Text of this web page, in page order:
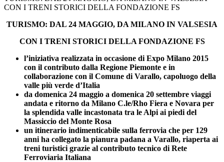
CON I TRENI STORICI DELLA FONDAZIONE FS
TURISMO: DAL 24 MAGGIO, DA MILANO IN VALSESIA
CON I TRENI STORICI DELLA FONDAZIONE FS
l’iniziativa realizzata in occasione di Expo Milano 2015
con il contributo dalla Regione Piemonte e in
collaborazione con il Comune di Varallo, capoluogo della
valle più verde d’Italia
da domenica 24 maggio a domenica 20 settembre viaggi
andata e ritorno da Milano C.le/Rho Fiera e Novara per
la splendida valle incastonata tra le Alpi ai piedi del
Massiccio del Monte Rosa
un itinerario indimenticabile sulla ferrovia che per 129
anni ha collegato la pianura padana a Varallo, riaperta ai
treni turistici grazie al contributo tecnico di Rete
Ferroviaria Italiana